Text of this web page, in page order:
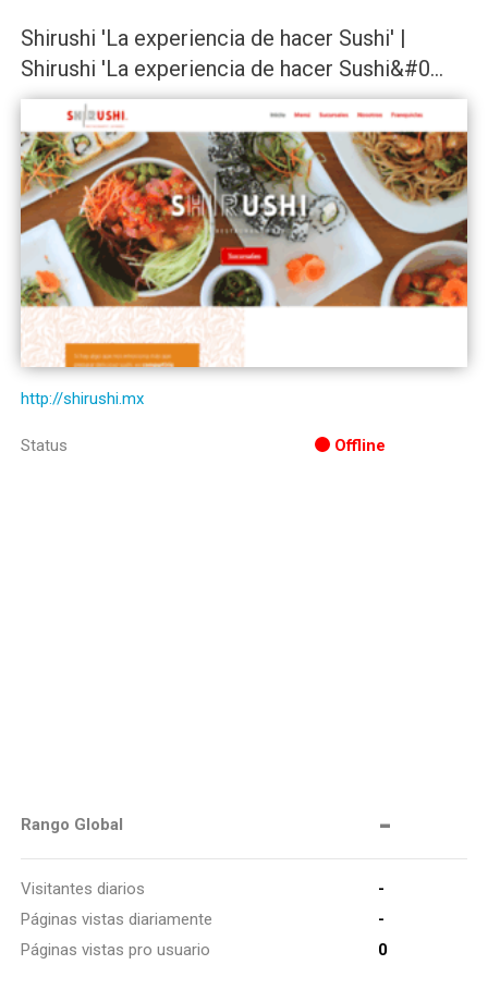
Shirushi 'La experiencia de hacer Sushi' |
Shirushi 'La experiencia de hacer Sushi&#0...
http://shirushi.mx
Status Offline
Rango Global -
Visitantes diarios
-
Páginas vistas diariamente
-
Páginas vistas pro usuario
0